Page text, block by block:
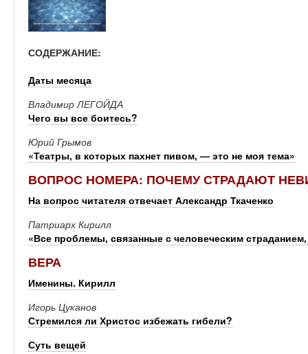
СОДЕРЖАНИЕ:
Даты месяца
Владимир ЛЕГОЙДА
Чего вы все боитесь?
Юрий Грымов
«Театры, в которых пахнет пивом, — это не моя тема»
ВОПРОС НОМЕРА: ПОЧЕМУ СТРАДАЮТ
На вопрос читателя отвечает Александр Ткаченко
Патриарх Кирилл
«Все проблемы, связанные с человеческим
ВЕРА
Именины. Кирилл
Игорь Цуканов
Стремился ли Христос избежать гибели?
Суть вещей